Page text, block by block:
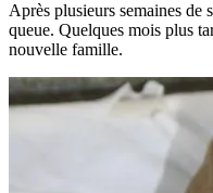
Après plusieurs semaines de
queue. Quelques mois plus
nouvelle famille.